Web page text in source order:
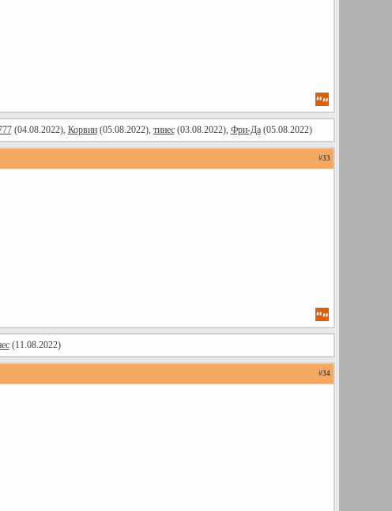
(04.08.2022), Корвин(05.08.2022), тинес(03.08.2022), Фри-Да(05.08.2022)
#33
(11.08.2022)
#34